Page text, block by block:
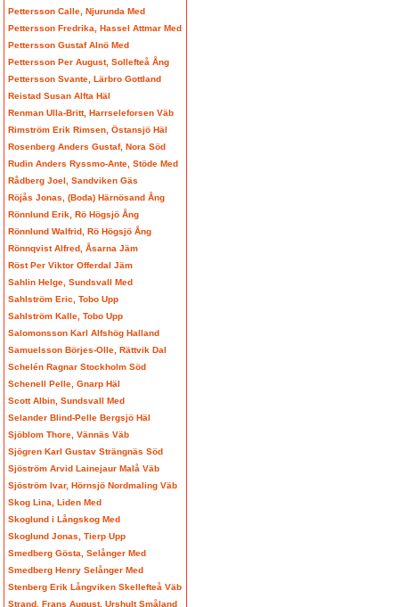
Pettersson Calle, Njurunda Med
Pettersson Fredrika, Hassel Attmar Med
Pettersson Gustaf Alnö Med
Pettersson Per August, Sollefteå Ång
Pettersson Svante, Lärbro Gottland
Reistad Susan Alfta Häl
Renman Ulla-Britt, Harrseleforsen Väb
Rimström Erik Rimsen, Östansjö Häl
Rosenberg Anders Gustaf, Nora Söd
Rudin Anders Ryssmo-Ante, Stöde Med
Rådberg Joel, Sandviken Gäs
Röjås Jonas, (Boda) Härnösand Ång
Rönnlund Erik, Rö Högsjö Ång
Rönnlund Walfrid, Rö Högsjö Ång
Rönnqvist Alfred, Åsarna Jäm
Röst Per Viktor Offerdal Jäm
Sahlin Helge, Sundsvall Med
Sahlström Eric, Tobo Upp
Sahlström Kalle, Tobo Upp
Salomonsson Karl Alfshög Halland
Samuelsson Börjes-Olle, Rättvik Dal
Schelén Ragnar Stockholm Söd
Schenell Pelle, Gnarp Häl
Scott Albin, Sundsvall Med
Selander Blind-Pelle Bergsjö Häl
Sjöblom Thore, Vännäs Väb
Sjögren Karl Gustav Strängnäs Söd
Sjöström Arvid Lainejaur Malå Väb
Sjöström Ivar, Hörnsjö Nordmaling Väb
Skog Lina, Liden Med
Skoglund i Långskog Med
Skoglund Jonas, Tierp Upp
Smedberg Gösta, Selånger Med
Smedberg Henry Selånger Med
Stenberg Erik Långviken Skellefteå Väb
Strand, Frans August, Urshult Småland